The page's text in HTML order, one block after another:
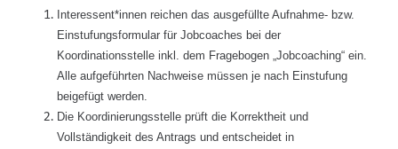
Interessent*innen reichen das ausgefüllte Aufnahme- bzw.
Einstufungsformular für Jobcoaches bei der
Koordinationsstelle inkl. dem Fragebogen „Jobcoaching“ ein.
Alle aufgeführten Nachweise müssen je nach Einstufung
beigefügt werden.
Die Koordinierungsstelle prüft die Korrektheit und
Vollständigkeit des Antrags und entscheidet in